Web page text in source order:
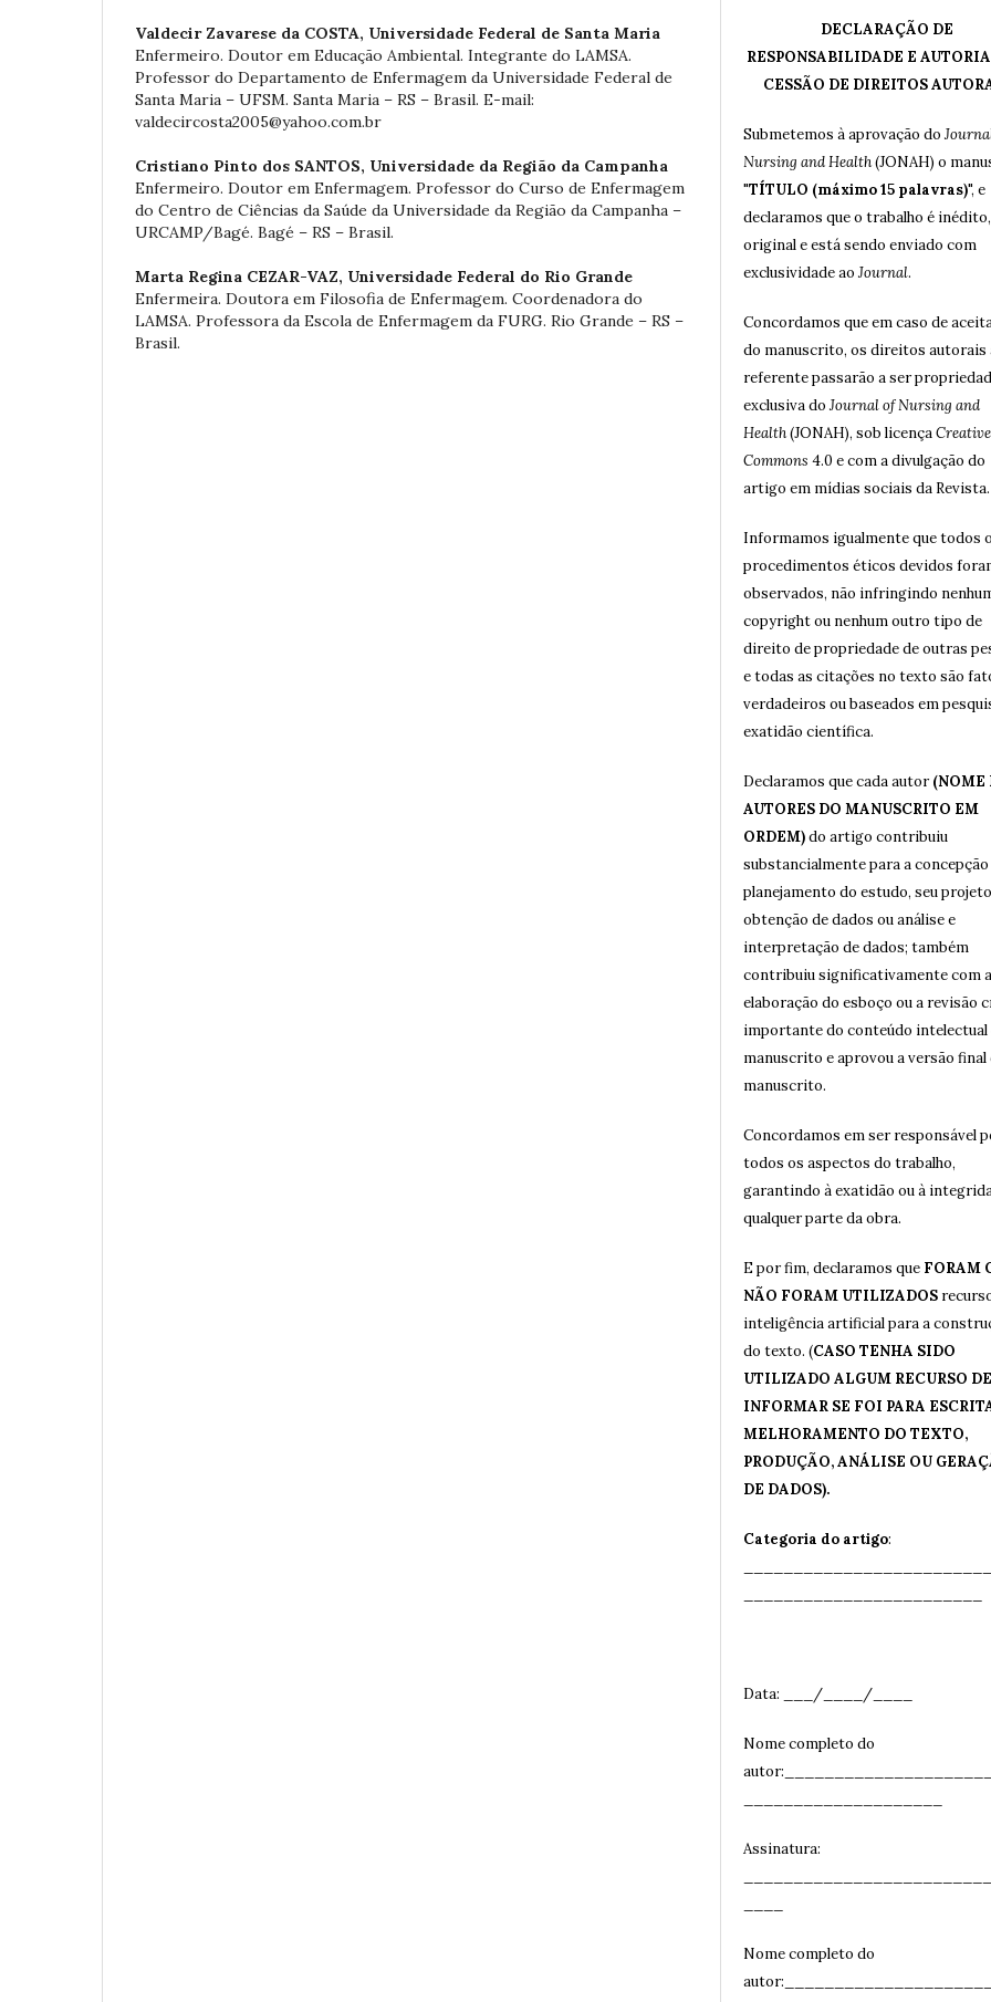
Valdecir Zavarese da COSTA, Universidade Federal de Santa Maria
Enfermeiro. Doutor em Educação Ambiental. Integrante do LAMSA.
Professor do Departamento de Enfermagem da Universidade Federal de
Santa Maria – UFSM. Santa Maria – RS – Brasil. E-mail:
valdecircosta2005@yahoo.com.br
Cristiano Pinto dos SANTOS, Universidade da Região da Campanha
Enfermeiro. Doutor em Enfermagem. Professor do Curso de Enfermagem
do Centro de Ciências da Saúde da Universidade da Região da Campanha –
URCAMP/Bagé. Bagé – RS – Brasil.
Marta Regina CEZAR-VAZ, Universidade Federal do Rio Grande
Enfermeira. Doutora em Filosofia de Enfermagem. Coordenadora do
LAMSA. Professora da Escola de Enfermagem da FURG. Rio Grande – RS –
Brasil.
DECLARAÇÃO DE
RESPONSABILIDADE E
CESSÃO DE DIREITOS
Submetemos à aprovação do
Nursing and Health(JONAH) o
"TÍTULO (máximo 15 palavras)", e
declaramos que o trabalho é inédito,
original e está sendo enviado com
exclusividade ao Journal.
Concordamos que em caso de
do manuscrito, os direitos autorais
referente passarão a ser
exclusiva do Journal of Nursing and
Health(JONAH), sob licençaCreative
Commons 4.0 e com a divulgação do
artigo em mídias sociais da Revista.
Informamos igualmente que todos
procedimentos éticos devidos
observados, não infringindo
copyright ou nenhum outro tipo de
direito de propriedade de outras
e todas as citações no texto são
verdadeiros ou baseados em
exatidão científica.
Declaramos que cada autor(NOME
AUTORES DO MANUSCRITO EM
ORDEM)do artigo contribuiu
substancialmente para a concepção
planejamento do estudo, seu
obtenção de dados ou análise e
interpretação de dados; também
contribuiu significativamente com a
elaboração do esboço ou a revisão
importante do conteúdo intelectual
manuscrito e aprovou a versão final
manuscrito.
Concordamos em ser responsável
todos os aspectos do trabalho,
garantindo à exatidão ou à
qualquer parte da obra.
E por fim, declaramos que FORAM
NÃO FORAM UTILIZADOS
inteligência artificial para a
do texto. (CASO TENHA SIDO
UTILIZADO ALGUM RECURSO
INFORMAR SE FOI PARA
MELHORAMENTO DO TEXTO,
PRODUÇÃO, ANÁLISE OU
DE DADOS).
Categoria do artigo:
Data: ___/____/____
Nome completo do
Assinatura:
Nome completo do